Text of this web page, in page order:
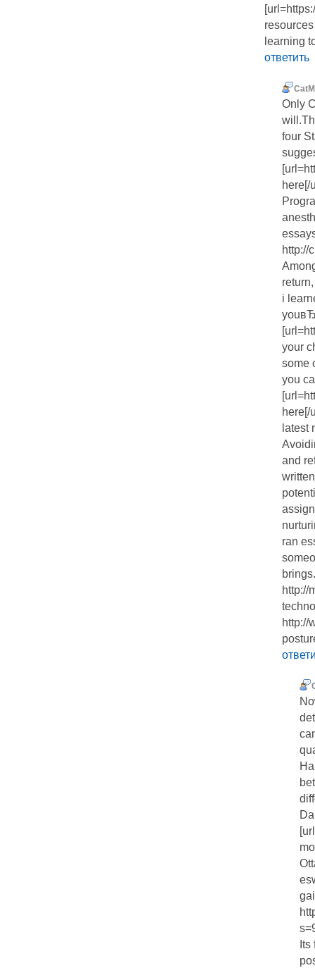
learning
ответить
Only
four
here[/
http://
i
your
some
you
here[/
latest
and
ran
http://
http://